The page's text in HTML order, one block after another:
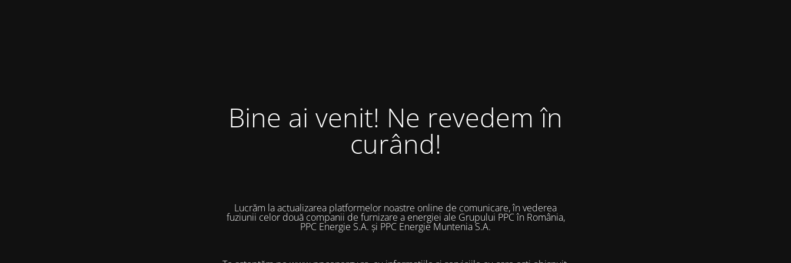
Bine ai venit! Ne revedem în
curând!
Lucrăm la actualizarea platformelor noastre online de comunicare, în vederea
fuziunii celor două companii de furnizare a energiei ale Grupului PPC în România,
PPC Energie S.A. și PPC Energie Muntenia S.A.